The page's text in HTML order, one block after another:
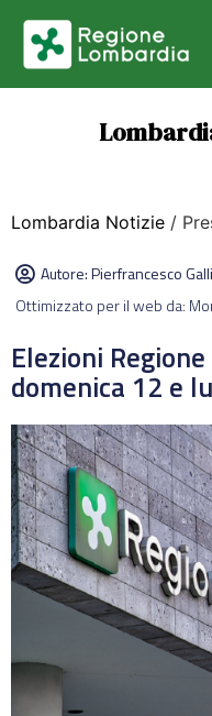
Lombardia Notizie /
Autore:Pierfrancesco
Ottimizzato per il web da:
Elezioni
domenica 12 e